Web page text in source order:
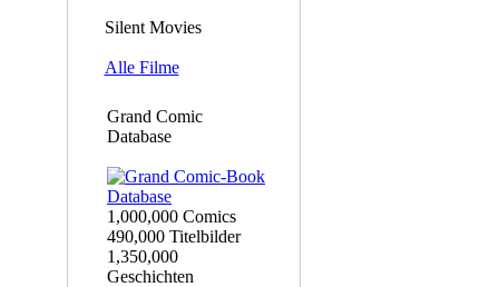
Silent Movies
Alle Filme
Grand Comic
Database
1,000,000 Comics
490,000 Titelbilder
1,350,000
Geschichten